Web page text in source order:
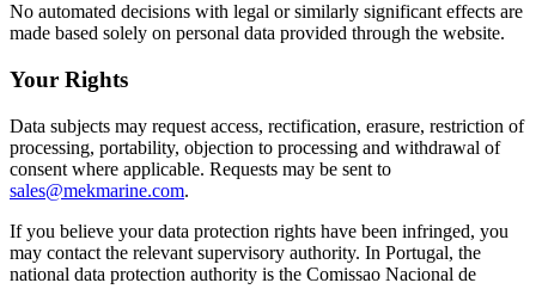
No automated decisions with legal or similarly significant effects are
made based solely on personal data provided through the website.
Your Rights
Data subjects may request access, rectification, erasure, restriction of
processing, portability, objection to processing and withdrawal of
consent where applicable. Requests may be sent to
sales@mekmarine.com.
If you believe your data protection rights have been infringed, you
may contact the relevant supervisory authority. In Portugal, the
national data protection authority is the Comissao Nacional de